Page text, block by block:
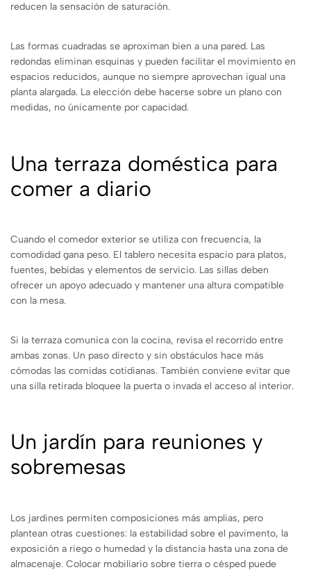
reducen la sensación de saturación.
Las formas cuadradas se aproximan bien a una pared. Las
redondas eliminan esquinas y pueden facilitar el movimiento en
espacios reducidos, aunque no siempre aprovechan igual una
planta alargada. La elección debe hacerse sobre un plano con
medidas, no únicamente por capacidad.
Una terraza doméstica para
comer a diario
Cuando el comedor exterior se utiliza con frecuencia, la
comodidad gana peso. El tablero necesita espacio para platos,
fuentes, bebidas y elementos de servicio. Las sillas deben
ofrecer un apoyo adecuado y mantener una altura compatible
con la mesa.
Si la terraza comunica con la cocina, revisa el recorrido entre
ambas zonas. Un paso directo y sin obstáculos hace más
cómodas las comidas cotidianas. También conviene evitar que
una silla retirada bloquee la puerta o invada el acceso al interior.
Un jardín para reuniones y
sobremesas
Los jardines permiten composiciones más amplias, pero
plantean otras cuestiones: la estabilidad sobre el pavimento, la
exposición a riego o humedad y la distancia hasta una zona de
almacenaje. Colocar mobiliario sobre tierra o césped puede